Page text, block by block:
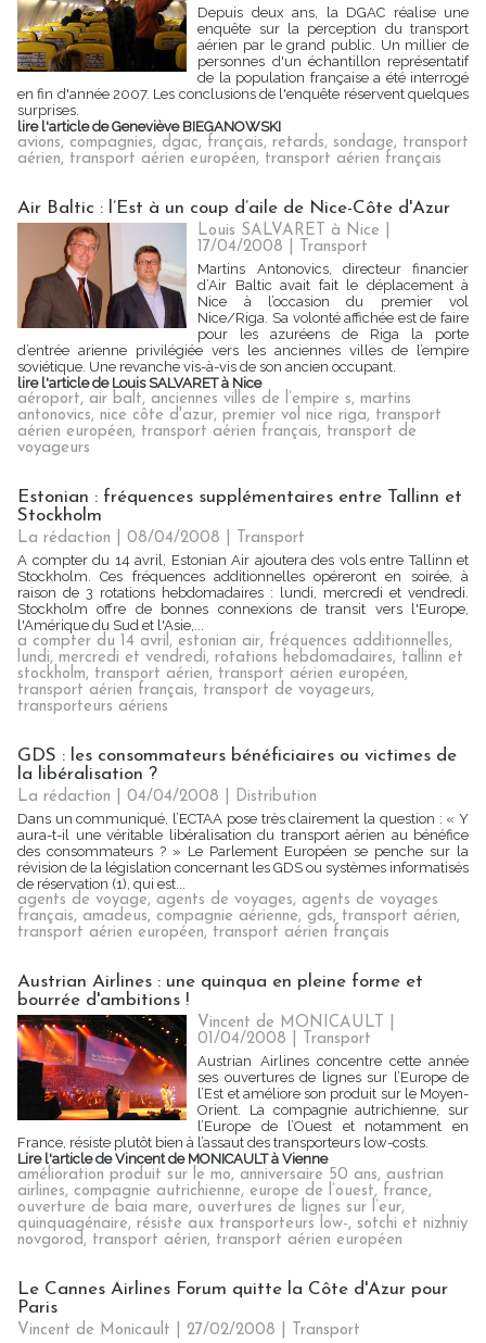
Depuis deux ans, la DGAC réalise une
enquête sur la perception du transport
aérien par le grand public. Un millier de
personnes d'un échantillon représentatif
de la population française a été interrogé
en fin d'année 2007. Les conclusions de l'enquête réservent quelques
surprises.
lire l'article de Geneviève BIEGANOWSKI
avions, compagnies, dgac, français, retards, sondage, transport
aérien, transport aérien européen, transport aérien français
Air Baltic : l’Est à un coup d’aile de Nice-Côte d'Azur
Louis SALVARET à Nice |
17/04/2008
Transport
Martins Antonovics, directeur financier
d’Air Baltic avait fait le déplacement à
Nice à l’occasion du premier vol
Nice/Riga. Sa volonté affichée est de faire
pour les azuréens de Riga la porte
d’entrée arienne privilégiée vers les anciennes villes de l’empire
soviétique. Une revanche vis-à-vis de son ancien occupant.
lire l'article de Louis SALVARET à Nice
aéroport, air balt, anciennes villes de l’empire s, martins
antonovics, nice côte d'azur, premier vol nice riga, transport
aérien européen, transport aérien français, transport de
voyageurs
Estonian : fréquences supplémentaires entre Tallinn et
Stockholm
La rédaction | 08/04/2008
Transport
A compter du 14 avril, Estonian Air ajoutera des vols entre Tallinn et
Stockholm. Ces fréquences additionnelles opéreront en soirée, à
raison de 3 rotations hebdomadaires : lundi, mercredi et vendredi.
Stockholm offre de bonnes connexions de transit vers l'Europe,
l'Amérique du Sud et l'Asie,...
a compter du 14 avril, estonian air, fréquences additionnelles,
lundi, mercredi et vendredi, rotations hebdomadaires, tallinn et
stockholm, transport aérien, transport aérien européen,
transport aérien français, transport de voyageurs,
transporteurs aériens
GDS : les consommateurs bénéficiaires ou victimes de
la libéralisation ?
La rédaction | 04/04/2008
Distribution
Dans un communiqué, l’ECTAA pose très clairement la question : « Y
aura-t-il une véritable libéralisation du transport aérien au bénéfice
des consommateurs ? » Le Parlement Européen se penche sur la
révision de la législation concernant les GDS ou systèmes informatisés
de réservation (1), qui est...
agents de voyage, agents de voyages, agents de voyages
français, amadeus, compagnie aérienne, gds, transport aérien,
transport aérien européen, transport aérien français
Austrian Airlines : une quinqua en pleine forme et
bourrée d'ambitions !
Vincent de MONICAULT |
01/04/2008
Transport
Austrian Airlines concentre cette année
ses ouvertures de lignes sur l’Europe de
l’Est et améliore son produit sur le Moyen-
Orient. La compagnie autrichienne, sur
l’Europe de l’Ouest et notamment en
France, résiste plutôt bien à l’assaut des transporteurs low-costs.
Lire l'article de Vincent de MONICAULT à Vienne
amélioration produit sur le mo, anniversaire 50 ans, austrian
airlines, compagnie autrichienne, europe de l’ouest, france,
ouverture de baia mare, ouvertures de lignes sur l’eur,
quinquagénaire, résiste aux transporteurs low-, sotchi et nizhniy
novgorod, transport aérien, transport aérien européen
Le Cannes Airlines Forum quitte la Côte d'Azur pour
Paris
Vincent de Monicault | 27/02/2008
Transport